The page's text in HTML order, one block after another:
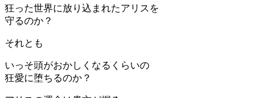
狂った世界に放り込まれたアリスを
守るのか？
それとも
いっそ頭がおかしくなるくらいの
狂愛に堕ちるのか？